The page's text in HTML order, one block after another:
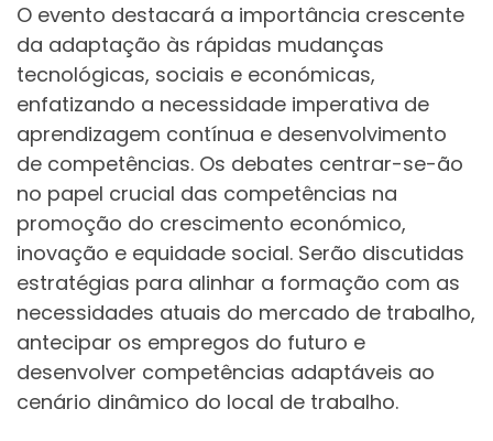
O evento destacará a importância crescente
da adaptação às rápidas mudanças
tecnológicas, sociais e económicas,
enfatizando a necessidade imperativa de
aprendizagem contínua e desenvolvimento
de competências. Os debates centrar-se-ão
no papel crucial das competências na
promoção do crescimento económico,
inovação e equidade social. Serão discutidas
estratégias para alinhar a formação com as
necessidades atuais do mercado de trabalho,
antecipar os empregos do futuro e
desenvolver competências adaptáveis ao
cenário dinâmico do local de trabalho.